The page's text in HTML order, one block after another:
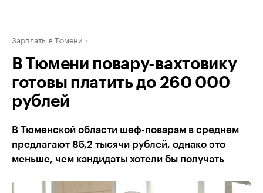
Зарплаты в Тюмени
В Тюмени повару-вахтовику
готовы платить до 260 000
рублей
В Тюменской области шеф-поварам в среднем
предлагают 85,2 тысячи рублей, однако это
меньше, чем кандидаты хотели бы получать